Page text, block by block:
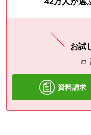
お試
資料請求